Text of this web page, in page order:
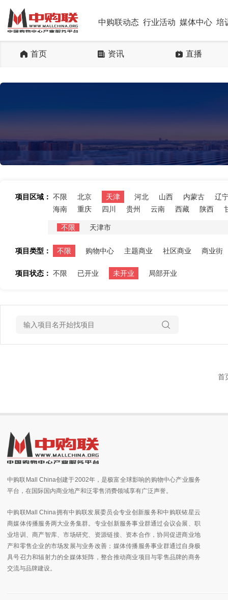
中购联动态 行业活动 媒体中心 培
首页 资讯 直播
项目区域： 不限 北京 天津 河北 山西 内蒙古
辽
海南
重庆 四川 贵州 云南 西藏 陕西
不限 天津市
项目类型： 不限 购物中心 主题商业 社区商业 商业街
项目状态： 不限 已开业 未开业 局部开业
首
中购联Mall China创建于2002年，是极富全球影响的购物中心产业服务
平台，在国际国内商业地产和泛零售消费领域享有广泛声誉。
中购联Mall China拥有中购联发展委员会专业创新服务和中购联铱星云
商媒体传播服务两大业务集群。专业创新服务事业群通过会议会展、职
业培训、商产智库、市场研究、资源链接、资本合作，协同促进商业地
产和零售企业的市场发展与业务改善；媒体传播服务事业群通过自身极
具号召力和辐射力的全媒体矩阵，整合推动商业项目与零售品牌的商务
交流与品牌建设。